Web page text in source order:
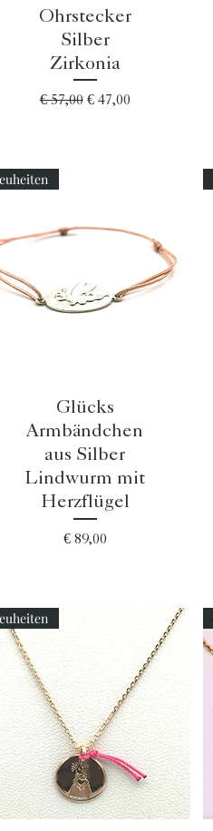
Schnellansicht
Ohrstecker
Silber
Zirkonia
Standardpreis
€ 57,00 Sale-Preis
€ 47,00
Schnellansicht
Glücks
Armbändchen
aus Silber
Lindwurm mit
Herzflügel
Preis
€ 89,00